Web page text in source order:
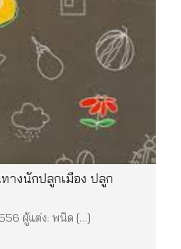
างนักปลูกเมือง ปลูก
ผู้แต่ง: พนิด […]